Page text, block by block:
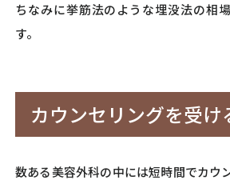
ちなみに挙筋法のような埋没法の相
す。
カウンセリングを受け
数ある美容外科の中には短時間でカウ